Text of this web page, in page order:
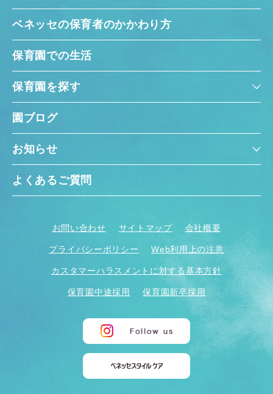
ベネッセの保育者のかかわり方
保育園での生活
保育園を探す
園ブログ
お知らせ
よくあるご質問
お問い合わせ サイトマップ 会社概要
プライバシーポリシー Web利用上の注意
カスタマーハラスメントに対する基本方針
保育園中途採用 保育園新卒採用